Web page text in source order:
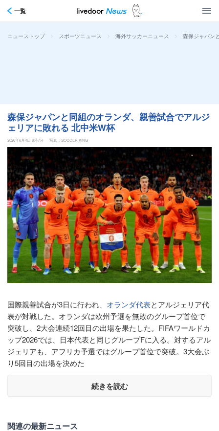
一覧
ニューストップ > スポーツニュース > 海外サッカーニュース > 森保ジャパン
森保ジャパンと同組のオランダ、親善試合でアルジ
ェリアに敗れる 北中米W杯
2026年6月4日 6時7分 写真：SOCCER KING
国際親善試合が3日に行われ、 オランダ代表とアルジェリア代
表が対戦した。オランダは欧州予選を無敗のグループ首位で
突破し、2大会連続12回目の出場を果たした。FIFAワールドカ
ップ2026では、日本代表と同じグループFに入る。対するアル
ジェリアも、アフリカ予選ではグループ首位で突破。3大会ぶ
り5回目の出場を決めた
続きを読む
関連の最新ニュース